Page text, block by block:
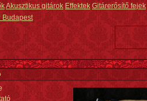
Akusztikus gitárok Effektek Gitárerősítő fejek
Budapest